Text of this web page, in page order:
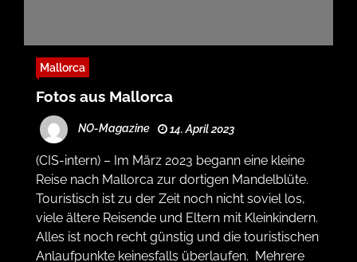
Mallorca
Fotos aus Mallorca
NO-Magazine 14. April 2023
(CIS-intern) – Im März 2023 begann eine kleine
Reise nach Mallorca zur dortigen Mandelblüte.
Touristisch ist zu der Zeit noch nicht soviel los,
viele ältere Reisende und Eltern mit Kleinkindern.
Alles ist noch recht günstig und die touristischen
Anlaufpunkte keinesfalls überlaufen. Mehrere